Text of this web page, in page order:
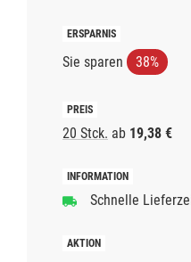
Sie sparen 38%
20 Stck. ab 19,38 €
Schnelle